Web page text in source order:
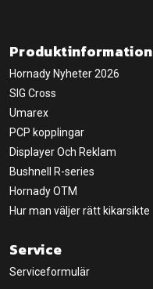
Produktinformation
Hornady Nyheter 2026
SIG Cross
Umarex
PCP kopplingar
Displayer Och Reklam
Bushnell R-series
Hornady OTM
Hur man väljer rätt kikarsikte
Service
Serviceformulär